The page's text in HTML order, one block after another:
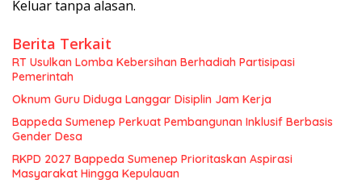
Keluar tanpa alasan.
Berita Terkait
RT Usulkan Lomba Kebersihan Berhadiah Partisipasi
Pemerintah
Oknum Guru Diduga Langgar Disiplin Jam Kerja
Bappeda Sumenep Perkuat Pembangunan Inklusif Berbasis
Gender Desa
RKPD 2027 Bappeda Sumenep Prioritaskan Aspirasi
Masyarakat Hingga Kepulauan